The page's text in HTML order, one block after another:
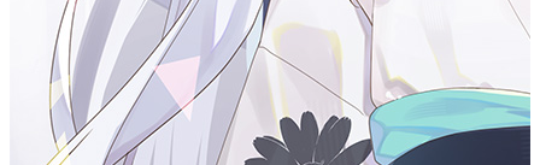
条件语句： if-else、 switch
循环：for、while forEach
1 for ( let i = 0 ; i < 3; i